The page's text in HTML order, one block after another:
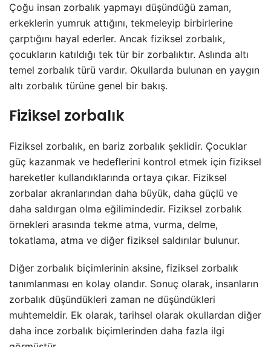
Çoğu insan zorbalık yapmayı düşündüğü zaman,
erkeklerin yumruk attığını, tekmeleyip birbirlerine
çarptığını hayal ederler. Ancak fiziksel zorbalık,
çocukların katıldığı tek tür bir zorbalıktır. Aslında altı
temel zorbalık türü vardır. Okullarda bulunan en yaygın
altı zorbalık türüne genel bir bakış.
Fiziksel zorbalık
Fiziksel zorbalık, en bariz zorbalık şeklidir. Çocuklar
güç kazanmak ve hedeflerini kontrol etmek için fiziksel
hareketler kullandıklarında ortaya çıkar. Fiziksel
zorbalar akranlarından daha büyük, daha güçlü ve
daha saldırgan olma eğilimindedir. Fiziksel zorbalık
örnekleri arasında tekme atma, vurma, delme,
tokatlama, atma ve diğer fiziksel saldırılar bulunur.
Diğer zorbalık biçimlerinin aksine, fiziksel zorbalık
tanımlanması en kolay olandır. Sonuç olarak, insanların
zorbalık düşündükleri zaman ne düşündükleri
muhtemeldir. Ek olarak, tarihsel olarak okullardan diğer
daha ince zorbalık biçimlerinden daha fazla ilgi